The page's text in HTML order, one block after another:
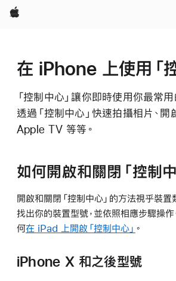
Apple
在 iPhone 上使用「
「控制中心」讓你即時使用你最常
透過「控制中心」快速拍攝相片、
Apple TV 等等。
如何開啟和關閉「控制中
開啟和關閉「控制中心」的方法視乎裝置
找出你的裝置型號，並依照相應步驟操作
何在 iPad 上開啟「控制中心」 。
iPhone X 和之後型號